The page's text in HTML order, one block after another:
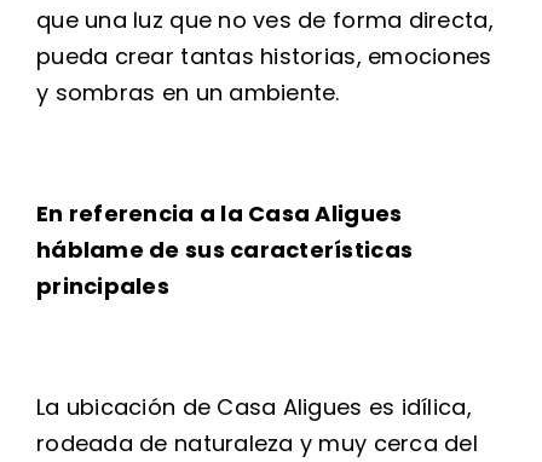
que una luz que no ves de forma directa,
pueda crear tantas historias, emociones
y sombras en un ambiente.
En referencia a la Casa Aligues
háblame de sus características
principales
La ubicación de Casa Aligues es idílica,
rodeada de naturaleza y muy cerca del